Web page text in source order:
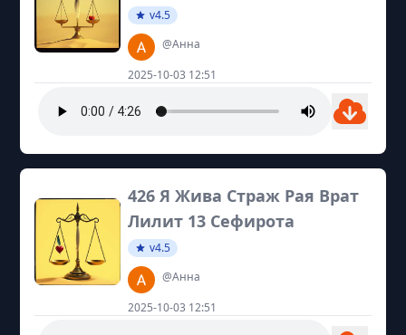
v4.5
@Анна
2025-10-03 12:51
426 Я Жива Страж Рая Врат
Лилит 13 Сефирота
v4.5
@Анна
2025-10-03 12:51